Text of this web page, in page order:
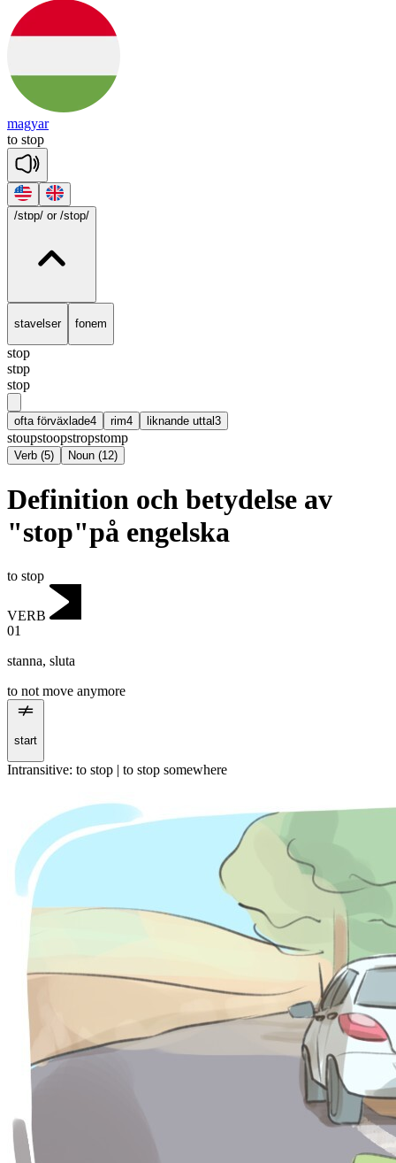
magyar
to stop
/stɒp/ or /stop/
stavelser fonem
stop
stɒp
stop
ofta förväxlade4 rim4 liknande uttal3
stoupstoopstropstomp
Verb (5) Noun (12)
Definition och betydelse av
"stop"på engelska
to stop
VERB
01
stanna, sluta
to not move anymore
start
Intransitive: to stop | to stop somewhere